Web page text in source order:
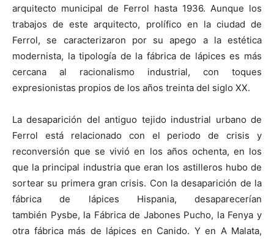
arquitecto municipal de Ferrol hasta 1936. Aunque los
trabajos de este arquitecto, prolífico en la ciudad de
Ferrol, se caracterizaron por su apego a la estética
modernista, la tipología de la fábrica de lápices es más
cercana al racionalismo industrial, con toques
expresionistas propios de los años treinta del siglo XX.
La desaparición del antiguo tejido industrial urbano de
Ferrol está relacionado con el periodo de crisis y
reconversión que se vivió en los años ochenta, en los
que la principal industria que eran los astilleros hubo de
sortear su primera gran crisis. Con la desaparición de la
fábrica de lápices Hispania, desaparecerían
también Pysbe, la Fábrica de Jabones Pucho, la Fenya y
otra fábrica más de lápices en Canido. Y en A Malata,